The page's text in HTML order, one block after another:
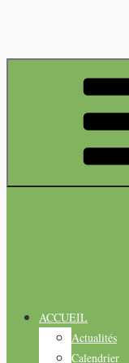
ACCUEIL
Actualités
Calendrier